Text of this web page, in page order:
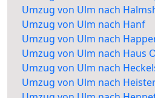
Umzug von Ulm nach
Umzug von Ulm nach Hanf
Umzug von Ulm nach
Umzug von Ulm nach Haus
Umzug von Ulm nach
Umzug von Ulm nach